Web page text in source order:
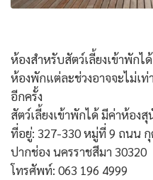
ห้องสำหรับสัตว์เลี้ยงเข้าพัก
ห้องพักแต่ละช่วงอาจจะไม่เ
อีกครั้ง
สัตว์เลี้ยงเข้าพักได้ มีค่าห้อง
ที่อยู่: 327-330 หมู่ที่ 9 ถนน
ปากช่อง นครราชสีมา 30320
โทรศัพท์: 063 196 4999